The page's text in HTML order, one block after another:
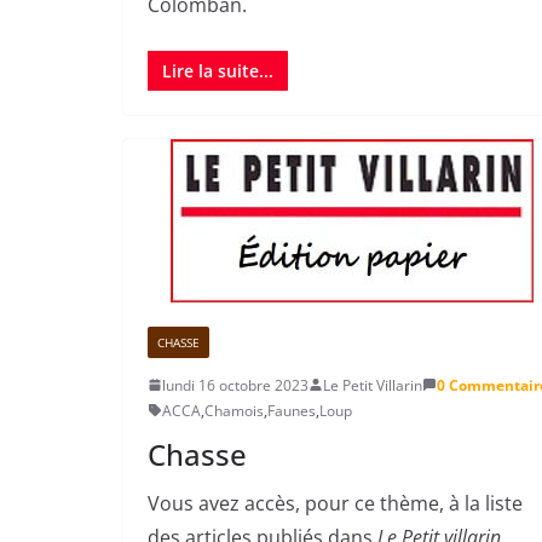
Lire la suite...
CHASSE
lundi 16 octobre 2023 Le Petit Villarin
0
ACCA,Chamois,Faunes,Loup
Chasse
Vous avez accès, pour ce thème, à la liste